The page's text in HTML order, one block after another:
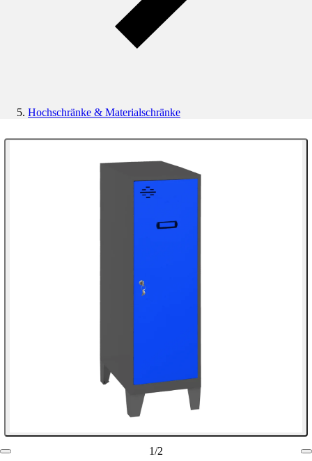
Hochschränke & Materialschränke
1/2